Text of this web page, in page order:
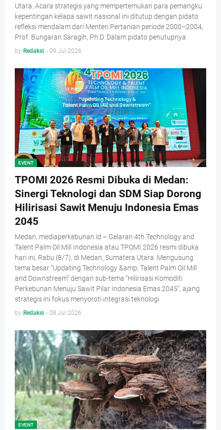
Utara. Acara strategis yang mempertemukan para pemangku
kepentingan kelapa sawit nasional ini ditutup dengan pidato
refleksi mendalam dari Menteri Pertanian periode 2000–2004,
Prof. Bungaran Saragih, Ph.D. Dalam pidato penutupnya
by Redaksi - 09 Jul 2026
EVENT
TPOMI 2026 Resmi Dibuka di Medan:
Sinergi Teknologi dan SDM Siap Dorong
Hilirisasi Sawit Menuju Indonesia Emas
2045
Medan, mediaperkebunan.id – Gelaran 4th Technology and
Talent Palm Oil Mill Indonesia atau TPOMI 2026 resmi dibuka
hari ini, Rabu (8/7), di Medan, Sumatera Utara. Mengusung
tema besar “Updating Technology &amp; Talent Palm Oil Mill
and Downstream” dengan sub-tema “Hilirisasi Komoditi
Perkebunan Menuju Sawit Pilar Indonesia Emas 2045”, ajang
strategis ini fokus menyoroti integrasi teknologi
by Redaksi - 08 Jul 2026
EVENT